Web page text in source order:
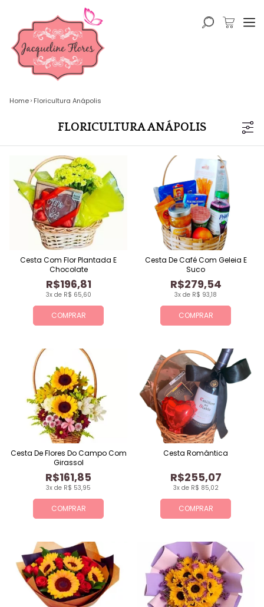
Home Floricultura Anápolis
FLORICULTURA ANÁPOLIS
COMPRAR
3x de R$ 65,60
R$196,81
Cesta Com Flor Plantada E
Chocolate
COMPRAR
3x de R$ 93,18
R$279,54
Cesta De Café Com Geleia E
Suco
COMPRAR
3x de R$ 53,95
R$161,85
Cesta De Flores Do Campo Com
Girassol
COMPRAR
3x de R$ 85,02
R$255,07
Cesta Romântica